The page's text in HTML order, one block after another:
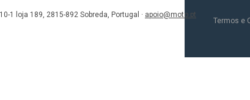
1 loja 189, 2815-892 Sobreda, Portugal · apoio@moto.pt
Termos e